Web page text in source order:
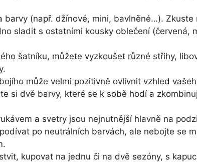
barvy (např. džínové, mini, bavlněné…). Zkuste
sladit s ostatními kousky oblečení (červená,
šatníku, můžete vyzkoušet různé střihy,
může velmi pozitivně ovlivnit vzhled
si dvě barvy, které se k sobě hodí a
a svetry jsou nejnutnější hlavně na
po neutrálních barvách, ale nebojte se
kupovat na jednu či na dvě sezóny, s